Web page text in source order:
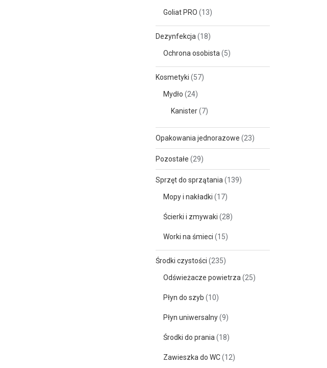
Goliat PRO (13)
Dezynfekcja (18)
Ochrona osobista (5)
Kosmetyki (57)
Mydło (24)
Kanister(7)
Opakowania jednorazowe (23)
Pozostałe (29)
Sprzęt do sprzątania (139)
Mopy i nakładki (17)
Ścierki i zmywaki (28)
Worki na śmieci (15)
Środki czystości (235)
Odświeżacze powietrza (25)
Płyn do szyb (10)
Płyn uniwersalny(9)
Środki do prania (18)
Zawieszka do WC(12)